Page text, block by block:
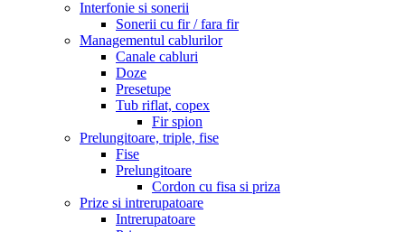
Interfonie si sonerii
Sonerii cu fir / fara fir
Managementul cablurilor
Canale cabluri
Doze
Presetupe
Tub riflat, copex
Fir spion
Prelungitoare, triple, fise
Fise
Prelungitoare
Cordon cu fisa si priza
Prize si intrerupatoare
Intrerupatoare